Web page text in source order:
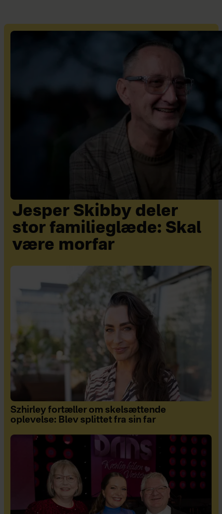
Jesper Skibby deler
stor familieglæde: Skal
være morfar
Szhirley fortæller om skelsættende
oplevelse: Blev splittet fra sin far